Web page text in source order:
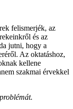
felismerjék, az
és az
jutni, hogy a
Az oktatáshoz,
kellene
szakmai érvekkel